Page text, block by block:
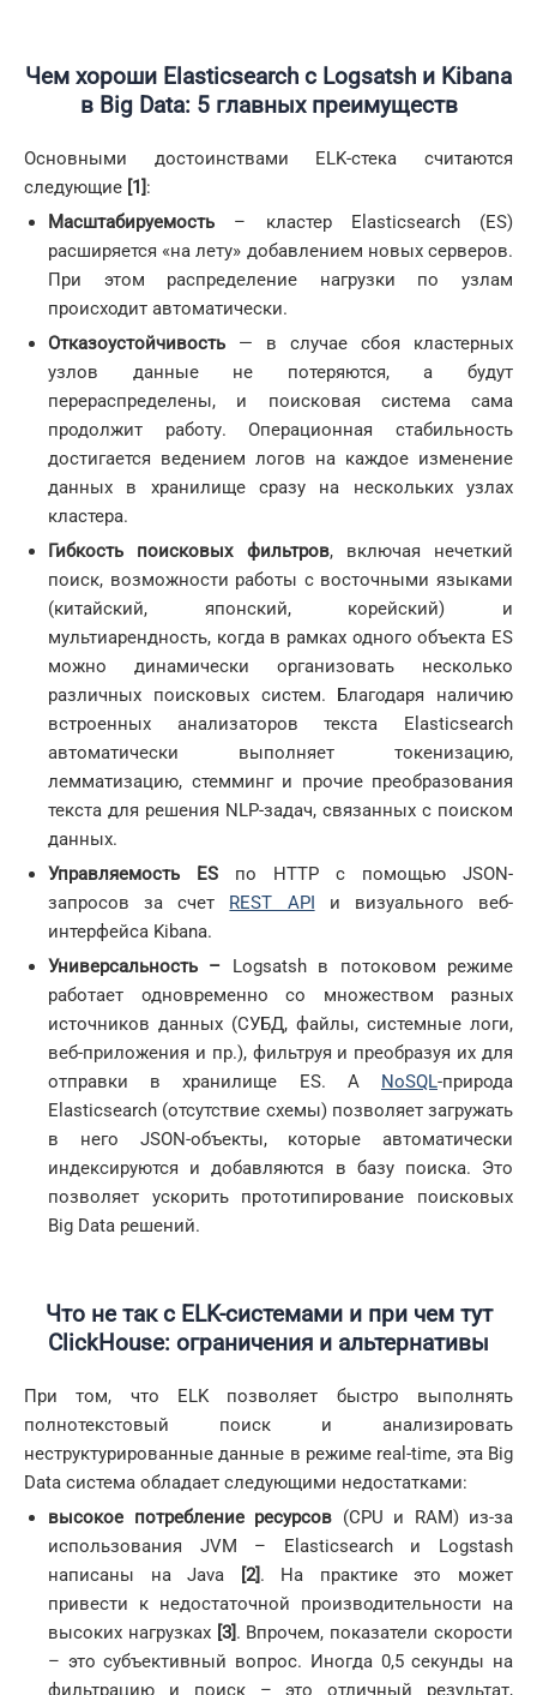
Чем хороши Elasticsearch с Logsatsh и Kibana
в Big Data: 5 главных преимуществ
Основными достоинствами ELK-стека считаются
следующие [1]:
Масштабируемость – кластер Elasticsearch (ES)
расширяется «на лету» добавлением новых серверов.
При этом распределение нагрузки по узлам
происходит автоматически.
Отказоустойчивость — в случае сбоя кластерных
узлов данные не потеряются, а будут
перераспределены, и поисковая система сама
продолжит работу. Операционная стабильность
достигается ведением логов на каждое изменение
данных в хранилище сразу на нескольких узлах
кластера.
Гибкость
поисковых фильтров, включая нечеткий
поиск, возможности работы с восточными языками
(китайский, японский, корейский) и
мультиарендность, когда в рамках одного объекта ES
можно динамически организовать несколько
различных поисковых систем. Благодаря наличию
встроенных анализаторов текста Elasticsearch
автоматически выполняет токенизацию,
лемматизацию, стемминг и прочие преобразования
текста для решения NLP-задач, связанных с поиском
данных.
Управляемость ES по HTTP с помощью JSON-
запросов за счет REST API и визуального веб-
интерфейса Kibana.
Универсальность – Logsatsh в потоковом режиме
работает одновременно со множеством разных
источников данных (СУБД, файлы, системные логи,
веб-приложения и пр.), фильтруя и преобразуя их для
отправки в хранилище ES. А NoSQL-природа
Elasticsearch (отсутствие схемы) позволяет загружать
в него JSON-объекты, которые автоматически
индексируются и добавляются в базу поиска. Это
позволяет ускорить прототипирование поисковых
Big Data решений.
Что не так с ELK-системами и при чем тут
ClickHouse: ограничения и альтернативы
При том, что ELK позволяет быстро выполнять
полнотекстовый поиск и анализировать
неструктурированные данные в режиме real-time, эта Big
Data система обладает следующими недостатками:
высокое потребление ресурсов (CPU и RAM) из-за
использования JVM – Elasticsearch и Logstash
написаны на Java
[2]. На практике это может
привести к недостаточной производительности на
высоких нагрузках [3]. Впрочем, показатели скорости
– это субъективный вопрос. Иногда 0,5 секунды на
фильтрацию и поиск – это отличный результат,